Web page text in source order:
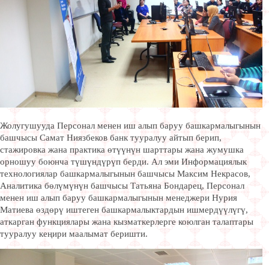
Жолугушууда Персонал менен иш алып баруу башкармалыгынын
башчысы Самат Ниязбеков банк тууралуу айтып берип,
стажировка жана практика өтүүнүн шарттары жана жумушка
орношуу боюнча түшүндүрүп берди. Ал эми Информациялык
технологиялар башкармалыгынын башчысы Максим Некрасов,
Аналитика бөлүмүнүн башчысы Татьяна Бондарец, Персонал
менен иш алып баруу башкармалыгынын менеджери Нурия
Матиева өздөрү иштеген башкармалыктардын ишмердүүлүгү,
аткарган функциялары жана кызматкерлерге коюлган талаптары
тууралуу кеңири маалымат беришти.